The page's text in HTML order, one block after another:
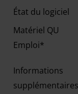
État du logiciel
Matériel QU
Emploi*
Informations
supplémentaires